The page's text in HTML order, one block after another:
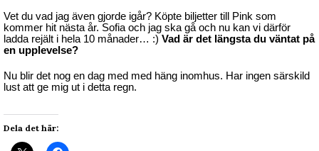
Vet du vad jag även gjorde igår? Köpte biljetter till Pink som
kommer hit nästa år. Sofia och jag ska gå och nu kan vi därför
ladda rejält i hela 10 månader… :) Vad är det längsta du väntat på
en upplevelse?
Nu blir det nog en dag med med häng inomhus. Har ingen särskild
lust att ge mig ut i detta regn.
Dela det här: